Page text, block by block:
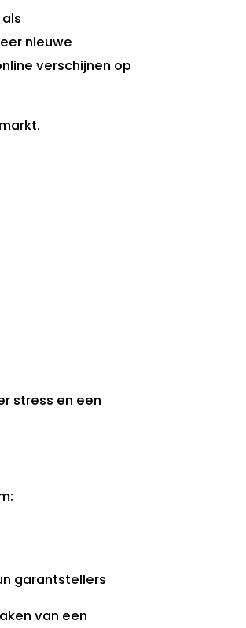
nieuwe
verschijnen op
stress en een
garantstellers
van een